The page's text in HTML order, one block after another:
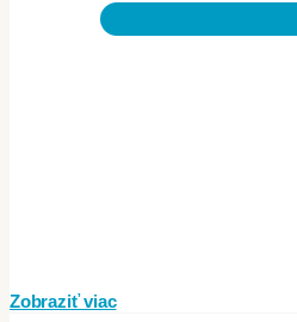
Zobraziť viac